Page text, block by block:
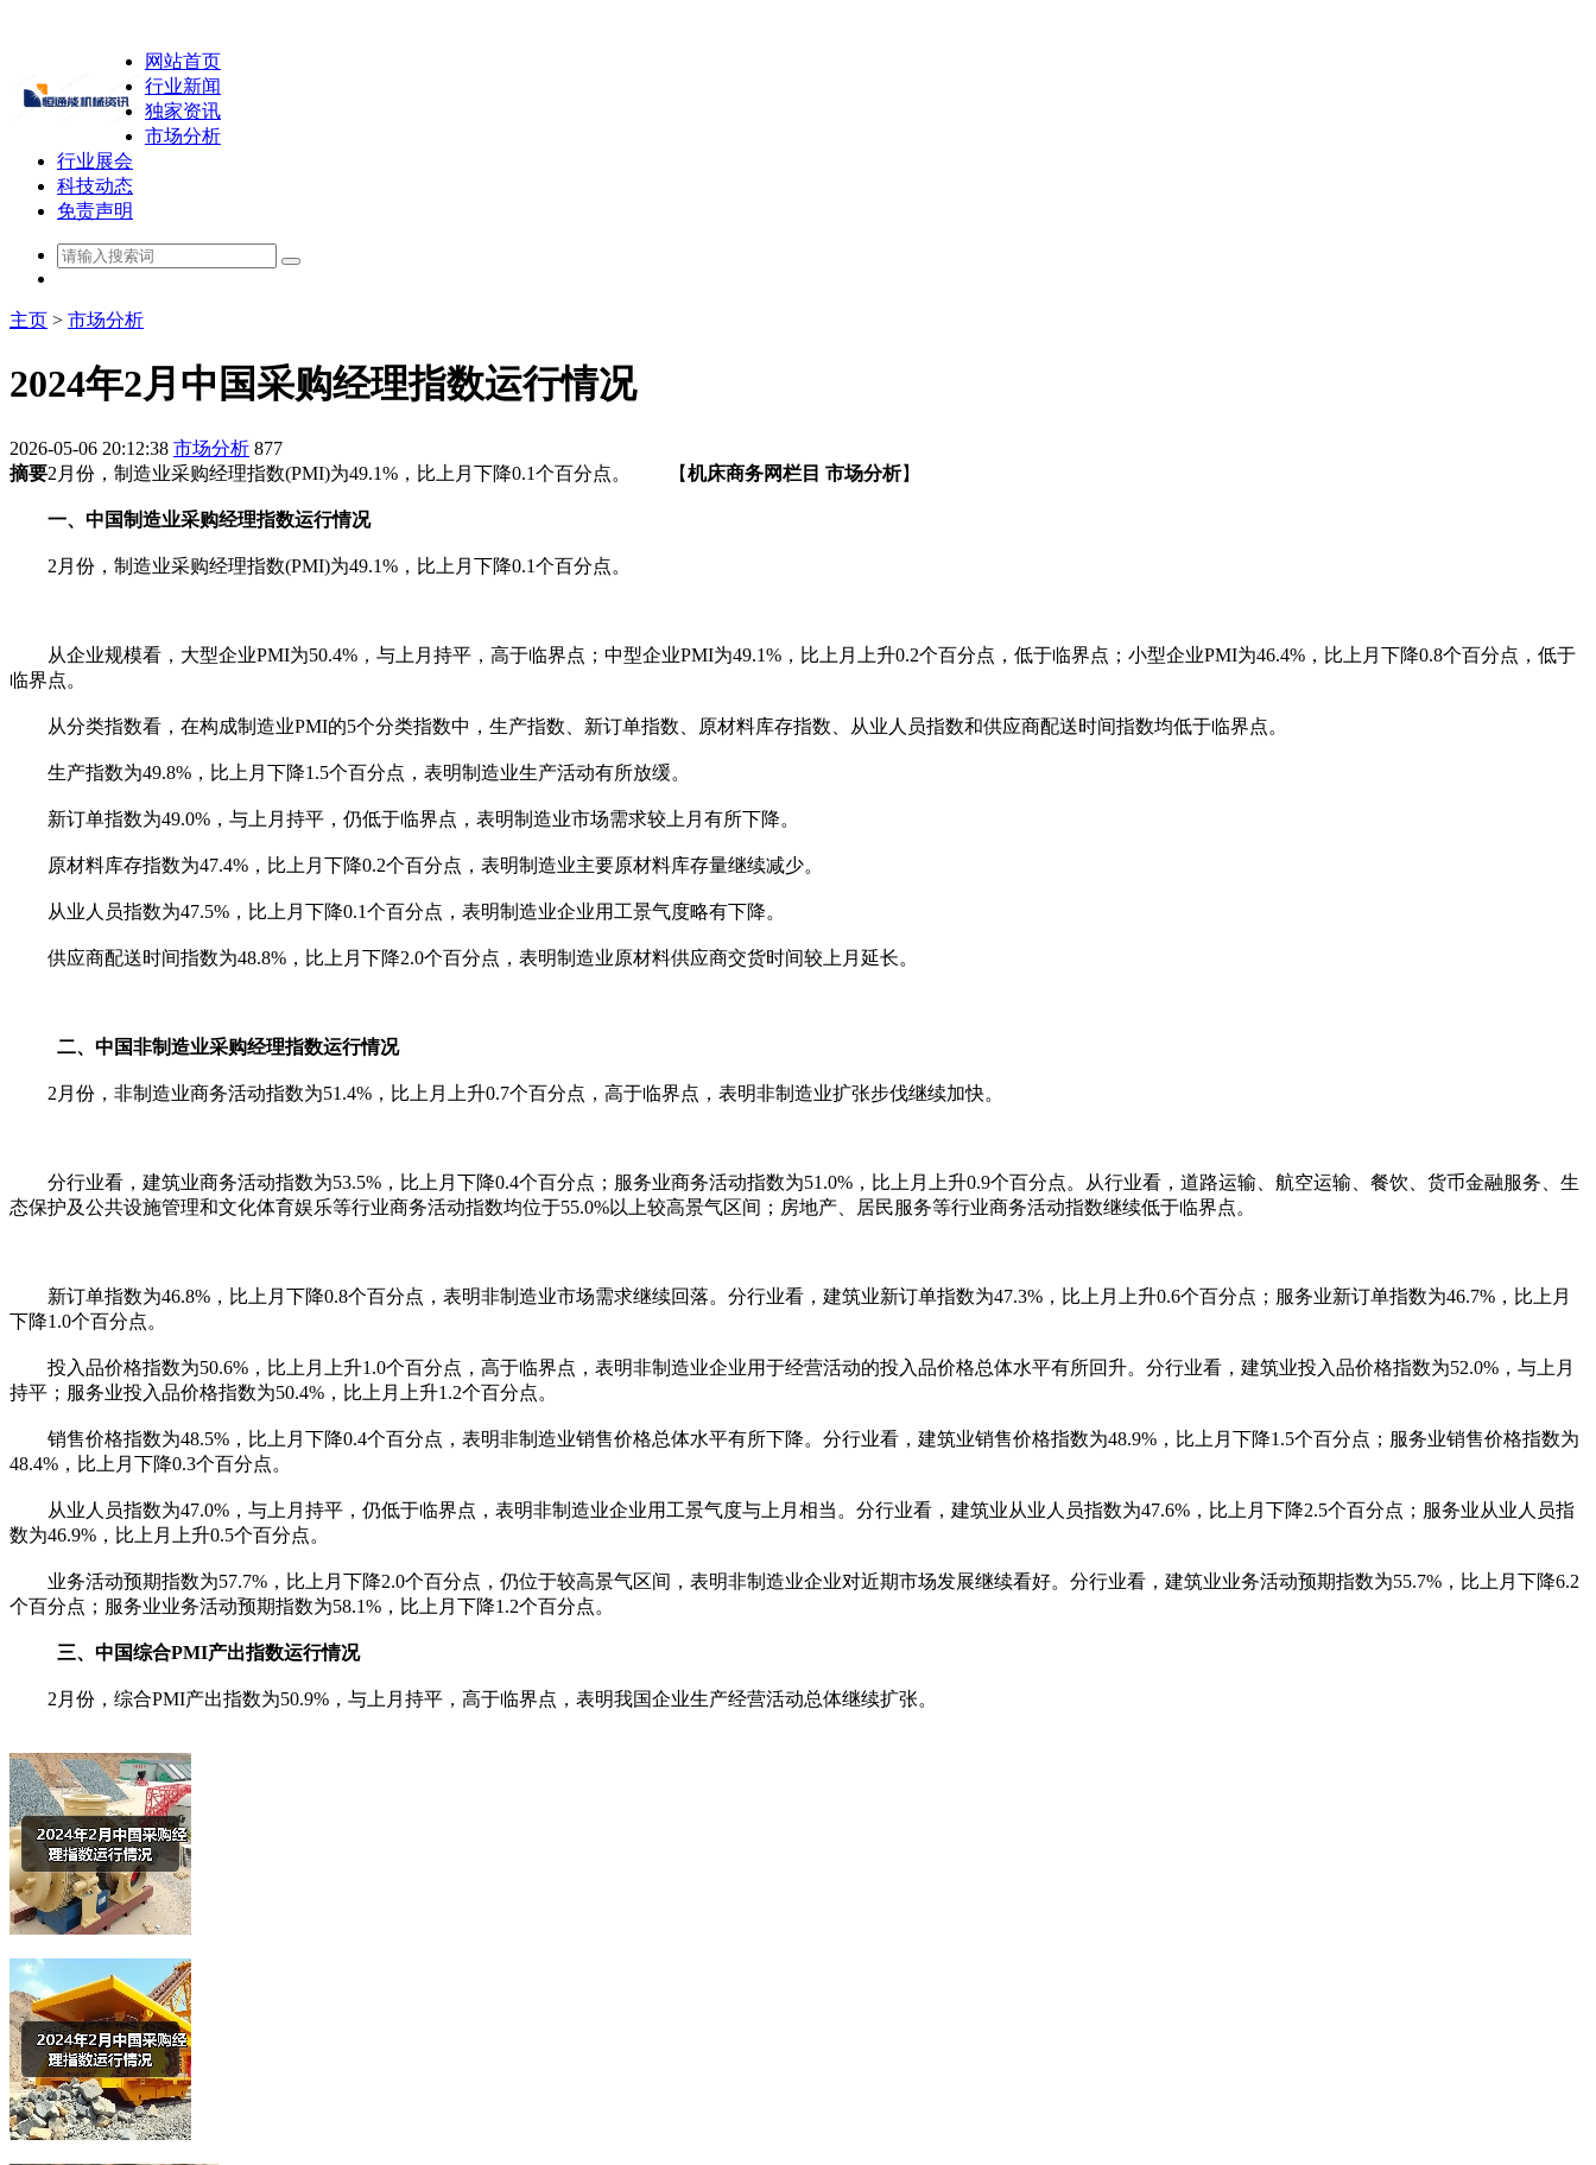
网站首页
行业新闻
独家资讯
市场分析
行业展会
科技动态
免责声明
主页 > 市场分析
2024年2月中国采购经理指数运行情况
2026-05-06 20:12:38 市场分析 877
摘要2月份，制造业采购经理指数(PMI)为49.1%，比上月下降0.1个百分点。 【机床商务网栏目 市场分析】
一、中国制造业采购经理指数运行情况
2月份，制造业采购经理指数(PMI)为49.1%，比上月下降0.1个百分点。
从企业规模看，大型企业PMI为50.4%，与上月持平，高于临界点；中型企业PMI为49.1%，比上月上升0.2个百分点，低于临界点；小型企业PMI为46.4%，比上月下降0.8个百分点，低于
临界点。
从分类指数看，在构成制造业PMI的5个分类指数中，生产指数、新订单指数、原材料库存指数、从业人员指数和供应商配送时间指数均低于临界点。
生产指数为49.8%，比上月下降1.5个百分点，表明制造业生产活动有所放缓。
新订单指数为49.0%，与上月持平，仍低于临界点，表明制造业市场需求较上月有所下降。
原材料库存指数为47.4%，比上月下降0.2个百分点，表明制造业主要原材料库存量继续减少。
从业人员指数为47.5%，比上月下降0.1个百分点，表明制造业企业用工景气度略有下降。
供应商配送时间指数为48.8%，比上月下降2.0个百分点，表明制造业原材料供应商交货时间较上月延长。
二、中国非制造业采购经理指数运行情况
2月份，非制造业商务活动指数为51.4%，比上月上升0.7个百分点，高于临界点，表明非制造业扩张步伐继续加快。
分行业看，建筑业商务活动指数为53.5%，比上月下降0.4个百分点；服务业商务活动指数为51.0%，比上月上升0.9个百分点。从行业看，道路运输、航空运输、餐饮、货币金融服务、生
态保护及公共设施管理和文化体育娱乐等行业商务活动指数均位于55.0%以上较高景气区间；房地产、居民服务等行业商务活动指数继续低于临界点。
新订单指数为46.8%，比上月下降0.8个百分点，表明非制造业市场需求继续回落。分行业看，建筑业新订单指数为47.3%，比上月上升0.6个百分点；服务业新订单指数为46.7%，比上月
下降1.0个百分点。
投入品价格指数为50.6%，比上月上升1.0个百分点，高于临界点，表明非制造业企业用于经营活动的投入品价格总体水平有所回升。分行业看，建筑业投入品价格指数为52.0%，与上月
持平；服务业投入品价格指数为50.4%，比上月上升1.2个百分点。
销售价格指数为48.5%，比上月下降0.4个百分点，表明非制造业销售价格总体水平有所下降。分行业看，建筑业销售价格指数为48.9%，比上月下降1.5个百分点；服务业销售价格指数为
48.4%，比上月下降0.3个百分点。
从业人员指数为47.0%，与上月持平，仍低于临界点，表明非制造业企业用工景气度与上月相当。分行业看，建筑业从业人员指数为47.6%，比上月下降2.5个百分点；服务业从业人员指
数为46.9%，比上月上升0.5个百分点。
业务活动预期指数为57.7%，比上月下降2.0个百分点，仍位于较高景气区间，表明非制造业企业对近期市场发展继续看好。分行业看，建筑业业务活动预期指数为55.7%，比上月下降6.2
个百分点；服务业业务活动预期指数为58.1%，比上月下降1.2个百分点。
三、中国综合PMI产出指数运行情况
2月份，综合PMI产出指数为50.9%，与上月持平，高于临界点，表明我国企业生产经营活动总体继续扩张。